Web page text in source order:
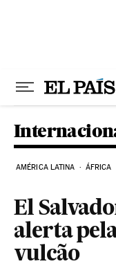
AMÉRICA LATINA ÁFRICA
El
alerta
vulcão